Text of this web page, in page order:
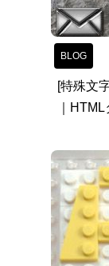
BLOG
[特殊文
｜